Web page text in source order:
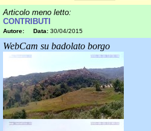
Articolo meno letto:
CONTRIBUTI
Autore: Data: 30/04/2015
WebCam su badolato borgo